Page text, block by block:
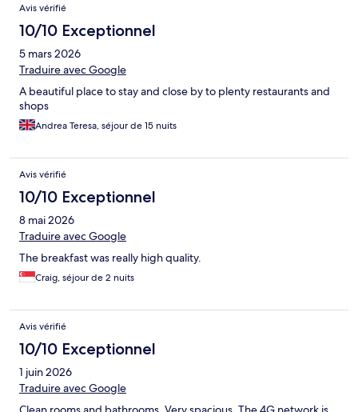
Avis vérifié
10/10 Exceptionnel
5 mars 2026
Traduire avec Google
A beautiful place to stay and close by to plenty restaurants and
shops
Andrea Teresa, séjour de 15 nuits
Avis vérifié
10/10 Exceptionnel
8 mai 2026
Traduire avec Google
The breakfast was really high quality.
Craig, séjour de 2 nuits
Avis vérifié
10/10 Exceptionnel
1 juin 2026
Traduire avec Google